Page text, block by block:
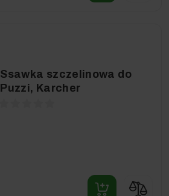
Ssawka szczelinowa do
Puzzi, Karcher